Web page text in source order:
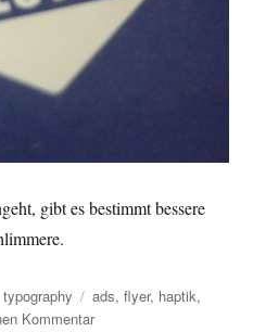
gibt es bestimmt bessere
Kategorien
typography Schlagwörter
ads,flyer, haptik,
Kommentarzu